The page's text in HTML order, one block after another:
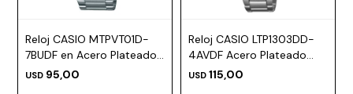
Reloj CASIO MTPVT01D-
7BUDF en Acero Plateado
Esfera 40mm
USD 95,00
Reloj CASIO LTP1303DD-
4AVDF Acero Plateado
Esfera 30mm
USD 115,00